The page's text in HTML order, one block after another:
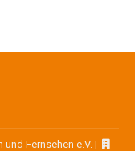
Fernsehen e.V. |